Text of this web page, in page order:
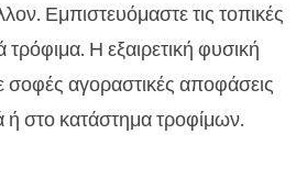
Εμπιστευόμαστε τις τοπικές
τρόφιμα. Η εξαιρετική φυσική
σοφές αγοραστικές αποφάσεις
ή στο κατάστημα τροφίμων.